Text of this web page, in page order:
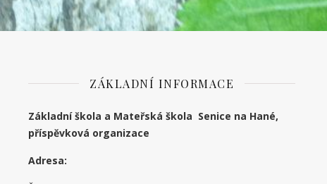
ZÁKLADNÍ INFORMACE
Základní škola a Mateřská škola Senice na Hané,
příspěvková organizace
Adresa: